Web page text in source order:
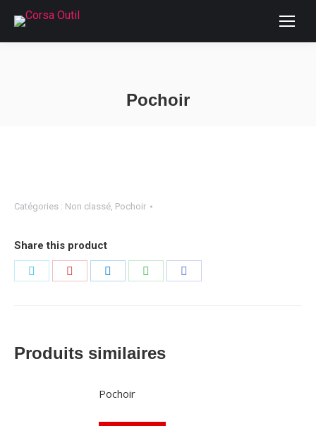
Pochoir
Catégories : Non classé, Pochoir
Share this product
Partager Partager Partager Partager
Produits similaires
Pochoir